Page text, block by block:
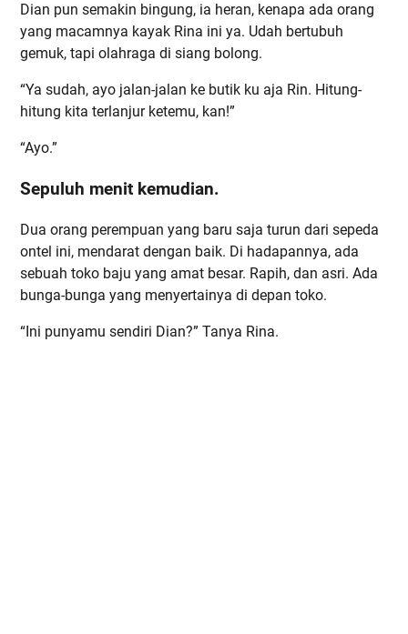
Dian pun semakin bingung, ia heran, kenapa ada orang
yang macamnya kayak Rina ini ya. Udah bertubuh
gemuk, tapi olahraga di siang bolong.
“Ya sudah, ayo jalan-jalan ke butik ku aja Rin. Hitung-
hitung kita terlanjur ketemu, kan!”
“Ayo.”
Sepuluh menit kemudian.
Dua orang perempuan yang baru saja turun dari sepeda
ontel ini, mendarat dengan baik. Di hadapannya, ada
sebuah toko baju yang amat besar. Rapih, dan asri. Ada
bunga-bunga yang menyertainya di depan toko.
“Ini punyamu sendiri Dian?” Tanya Rina.